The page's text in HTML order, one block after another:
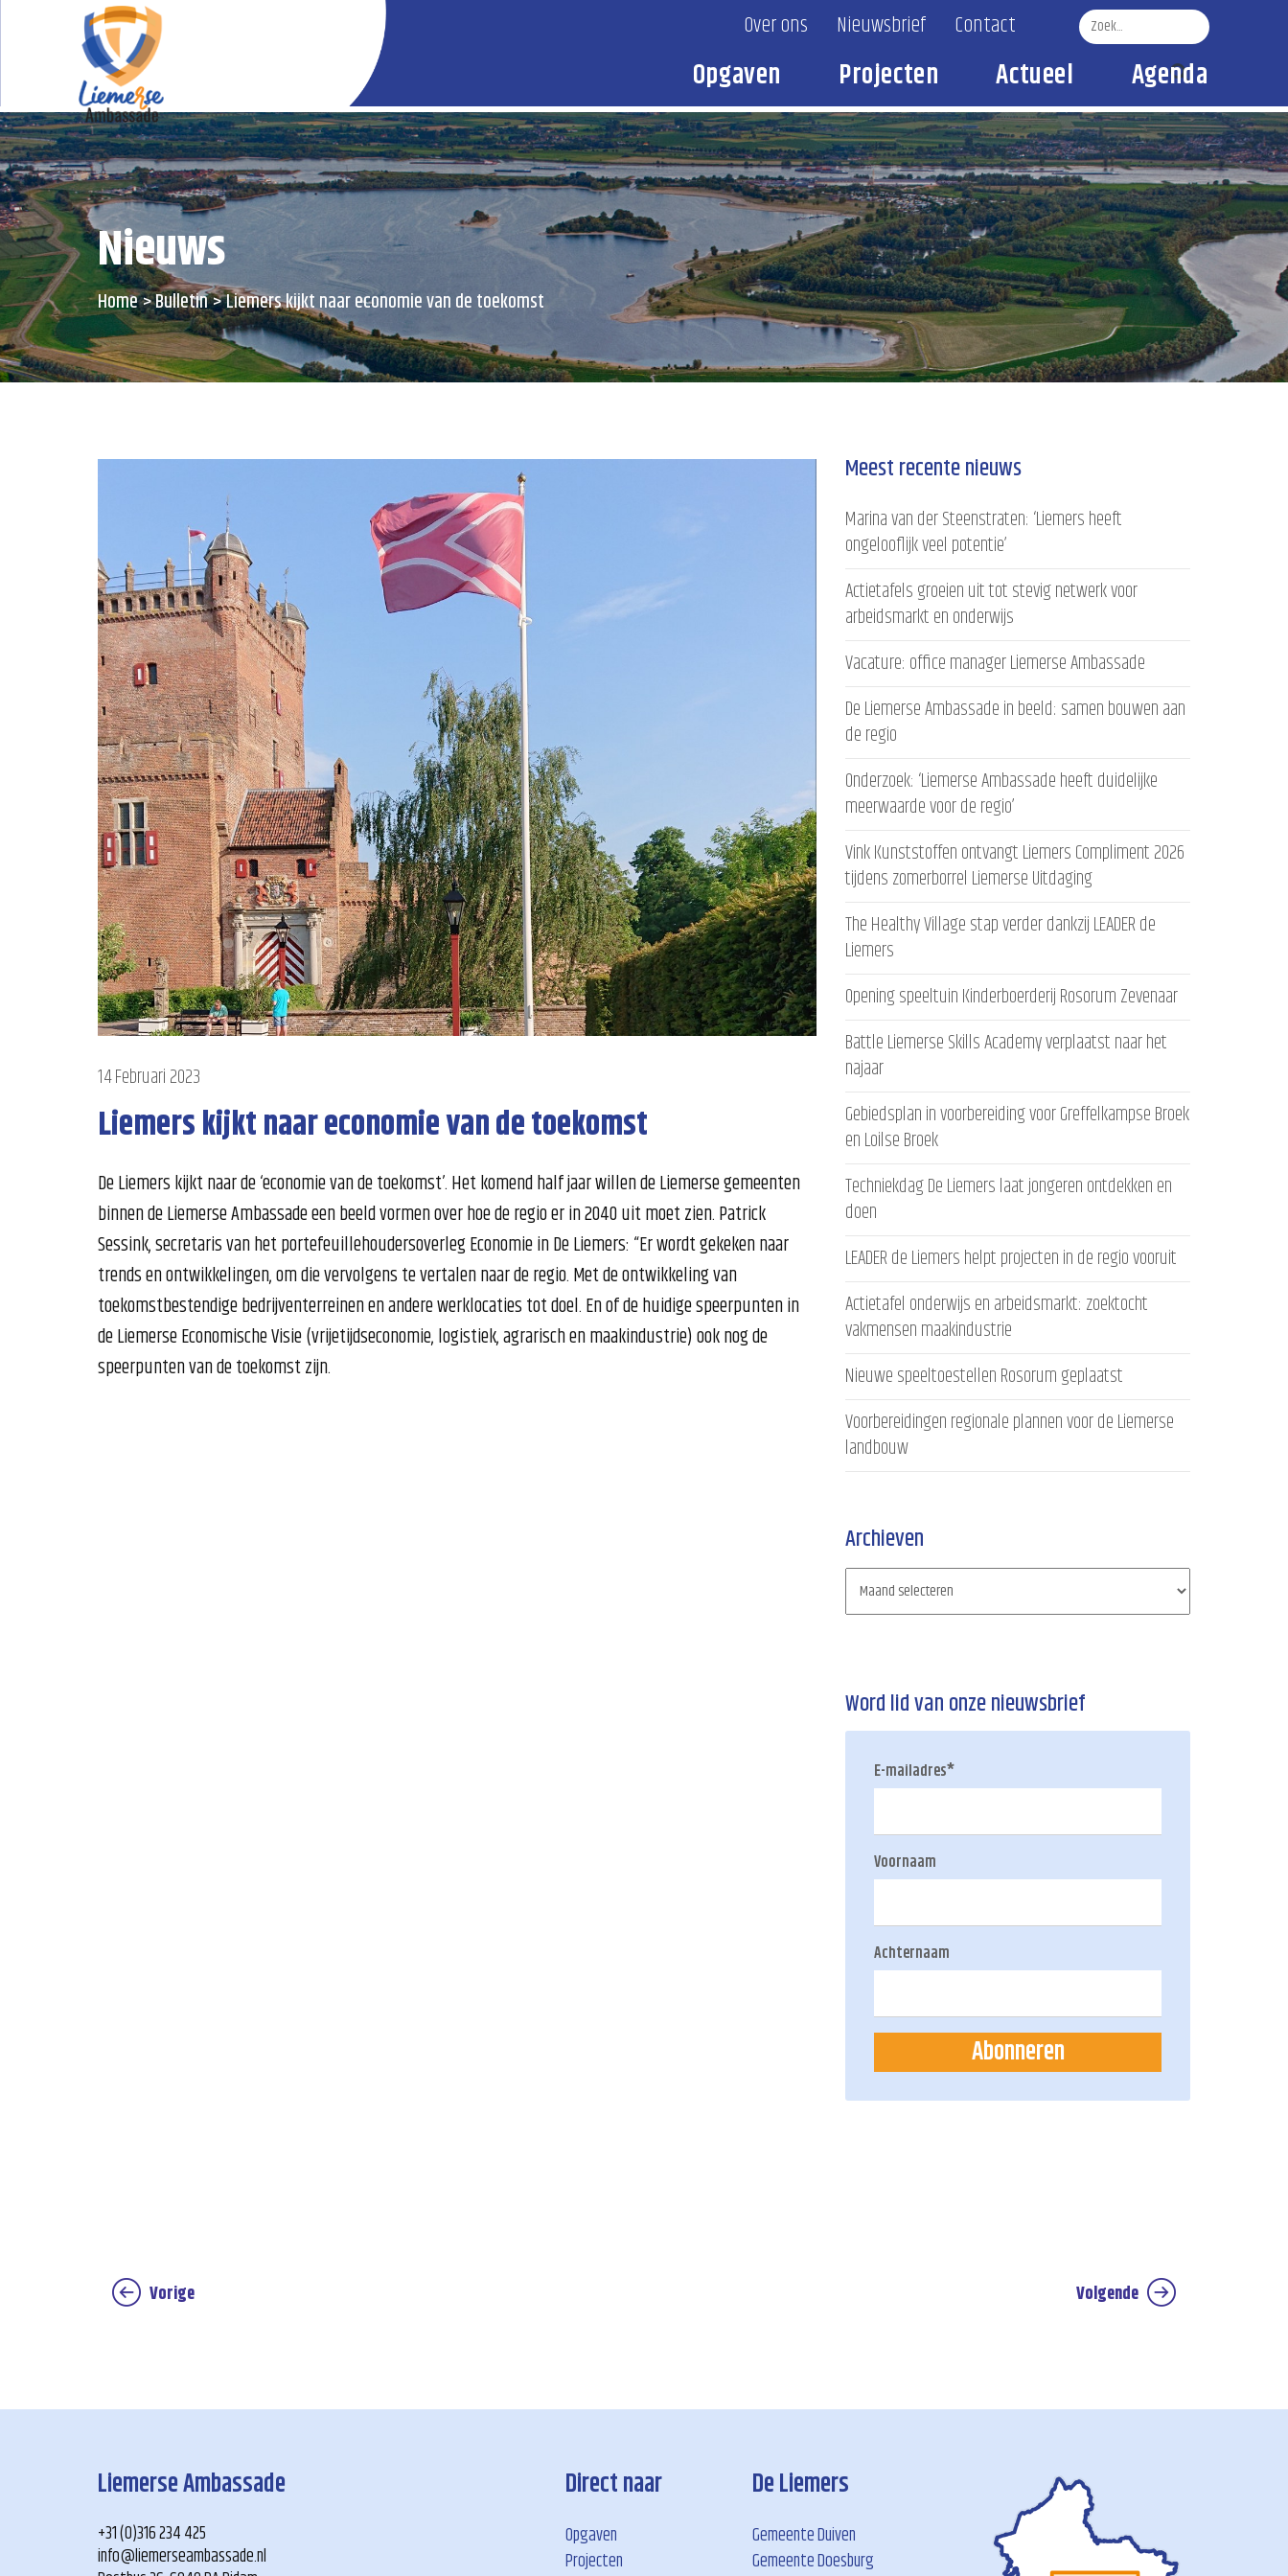
Over ons Nieuwsbrief Contact
Zoek
Opgaven Projecten Actueel Agenda
Nieuws
Home Bulletin Liemers kijkt naar economie van de toekomst
14 Februari 2023
Liemers kijkt naar economie van de toekomst
De Liemers kijkt naar de ‘economie van de toekomst’. Het komend half jaar willen de Liemerse gemeenten
binnen de Liemerse Ambassade een beeld vormen over hoe de regio er in 2040 uit moet zien. Patrick
Sessink, secretaris van het portefeuillehoudersoverleg Economie in De Liemers: “Er wordt gekeken naar
trends en ontwikkelingen, om die vervolgens te vertalen naar de regio. Met de ontwikkeling van
toekomstbestendige bedrijventerreinen en andere werklocaties tot doel. En of de huidige speerpunten in
de Liemerse Economische Visie (vrijetijdseconomie, logistiek, agrarisch en maakindustrie) ook nog de
speerpunten van de toekomst zijn.
Meest recente nieuws
Marina van der Steenstraten: ‘Liemers heeft
ongelooflijk veel potentie’
Actietafels groeien uit tot stevig netwerk voor
arbeidsmarkt en onderwijs
Vacature: office manager Liemerse Ambassade
De Liemerse Ambassade in beeld: samen bouwen aan
de regio
Onderzoek: ‘Liemerse Ambassade heeft duidelijke
meerwaarde voor de regio’
Vink Kunststoffen ontvangt Liemers Compliment 2026
tijdens zomerborrel Liemerse Uitdaging
The Healthy Village stap verder dankzij LEADER de
Liemers
Opening speeltuin Kinderboerderij Rosorum Zevenaar
Battle Liemerse Skills Academy verplaatst naar het
najaar
Gebiedsplan in voorbereiding voor Greffelkampse Broek
en Loilse Broek
Techniekdag De Liemers laat jongeren ontdekken en
doen
LEADER de Liemers helpt projecten in de regio vooruit
Actietafel onderwijs en arbeidsmarkt: zoektocht
vakmensen maakindustrie
Nieuwe speeltoestellen Rosorum geplaatst
Voorbereidingen regionale plannen voor de Liemerse
landbouw
Archieven
Word lid van onze nieuwsbrief
E-mailadres*
Voornaam
Achternaam
Abonneren
Vorige Volgende
Liemerse Ambassade
+31 (0)316 234 425
info@liemerseambassade.nl
Direct naar
Opgaven
Projecten
De Liemers
Gemeente Duiven
Gemeente Doesburg